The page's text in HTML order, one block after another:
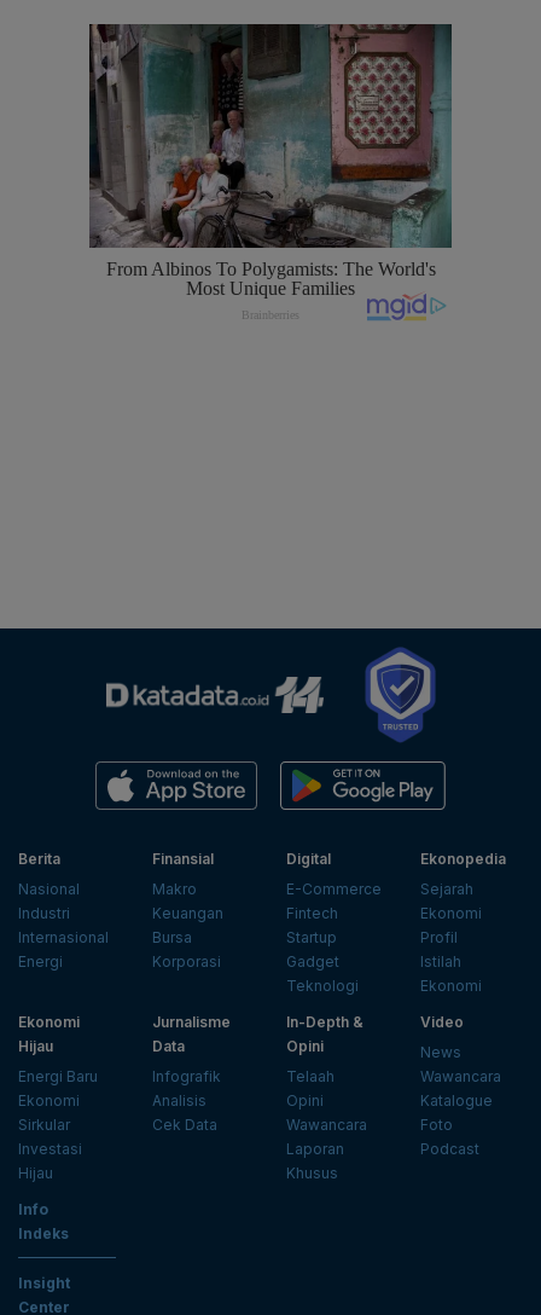
Berita
Nasional
Industri
Internasional
Energi
Finansial
Makro
Keuangan
Bursa
Korporasi
Digital
E-Commerce
Fintech
Startup
Gadget
Teknologi
Ekonopedia
Sejarah
Ekonomi
Profil
Istilah
Ekonomi
Ekonomi
Hijau
Energi Baru
Ekonomi
Sirkular
Investasi
Hijau
Jurnalisme
Data
Infografik
Analisis
Cek Data
In-Depth &
Opini
Telaah
Opini
Wawancara
Laporan
Khusus
Video
News
Wawancara
Katalogue
Foto
Podcast
Info
Indeks
Insight
Center